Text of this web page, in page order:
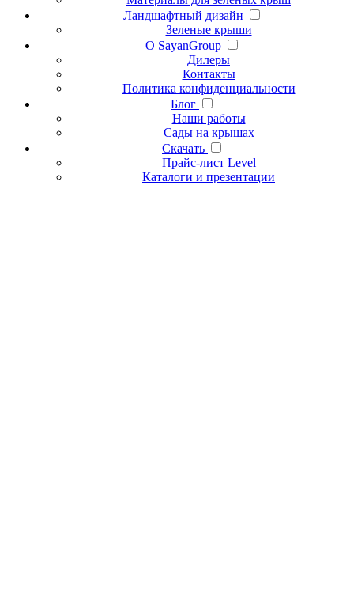
Ландшафтный дизайн
Зеленые крыши
О SayanGroup
Дилеры
Контакты
Политика конфиденциальности
Блог
Наши работы
Сады на крышах
Скачать
Прайс-лист Level
Каталоги и презентации